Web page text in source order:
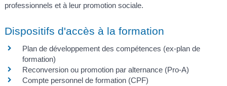
professionnels et à leur promotion sociale.
Dispositifs d'accès à la formation
Plan de développement des compétences (ex-plan de
formation)
Reconversion ou promotion par alternance (Pro-A)
Compte personnel de formation (CPF)